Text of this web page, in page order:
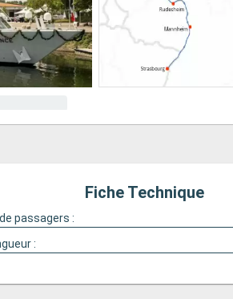
Fiche Technique
passagers :
: